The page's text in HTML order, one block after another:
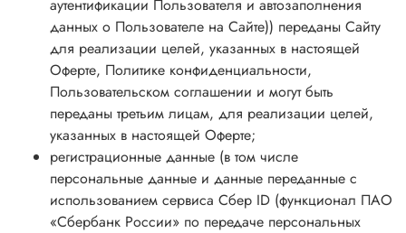
аутентификации Пользователя и автозаполнения
данных о Пользователе на Сайте)) переданы Сайту
для реализации целей, указанных в настоящей
Оферте, Политике конфиденциальности,
Пользовательском соглашении и могут быть
переданы третьим лицам, для реализации целей,
указанных в настоящей Оферте;
регистрационные данные (в том числе
персональные данные и данные переданные с
использованием сервиса Сбер ID (функционал ПАО
«Сбербанк России» по передаче персональных